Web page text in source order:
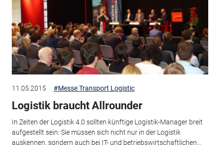
11.05.2015 #Messe Transport Logistic
Logistik braucht Allrounder
In Zeiten der Logistik 4.0 sollten künftige Logistik-Manager breit
aufgestellt sein: Sie müssen sich nicht nur in der Logistik
auskennen, sondern auch bei IT- und betriebswirtschaftlichen...